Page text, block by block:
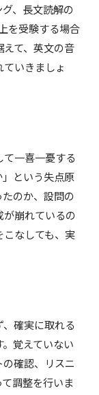
、長文読解の
を受験する場合
て、英文の音
いきましょ
一喜一憂する
という失点原
のか、設問の
崩れているの
なしても、実
確実に取れる
覚えていない
確認、リスニ
調整を行いま